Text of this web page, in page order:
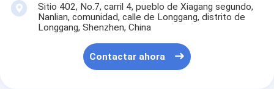
Sitio 402, No.7, carril 4, pueblo de Xiagang segundo,
Nanlian, comunidad, calle de Longgang, distrito de
Longgang, Shenzhen, China
Contactar ahora